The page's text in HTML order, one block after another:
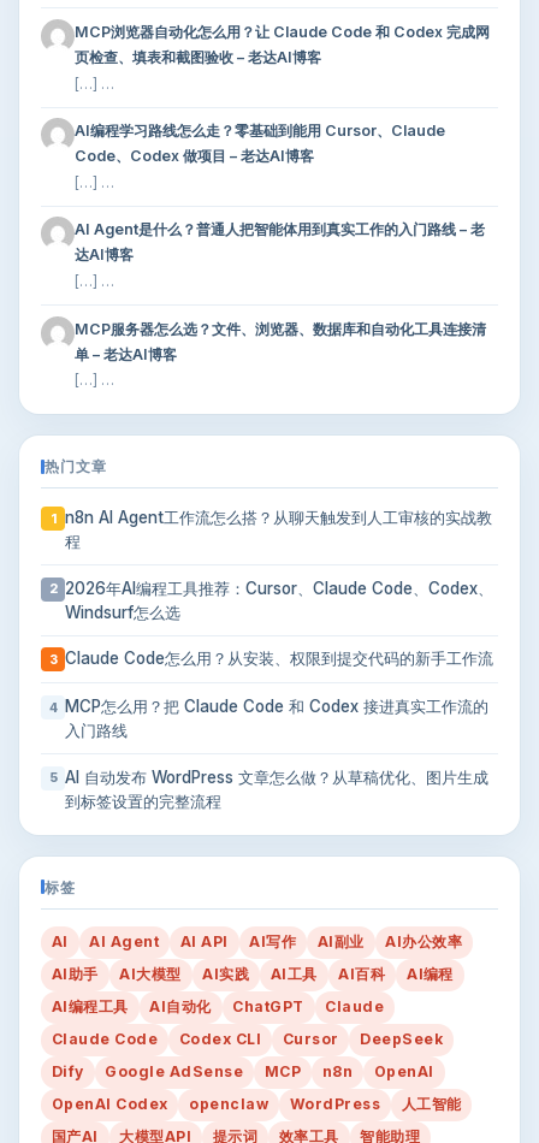
MCP浏览器自动化怎么用？让 Claude Code 和 Codex 完成网
页检查、填表和截图验收 – 老达AI博客
[…] …
AI编程学习路线怎么走？零基础到能用 Cursor、Claude
Code、Codex 做项目 – 老达AI博客
[…] …
AI Agent是什么？普通人把智能体用到真实工作的入门路线 – 老
达AI博客
[…] …
MCP服务器怎么选？文件、浏览器、数据库和自动化工具连接清
单 – 老达AI博客
[…] …
热门文章
1 n8n AI Agent工作流怎么搭？从聊天触发到人工审核的实战教
程
2 2026年AI编程工具推荐：Cursor、Claude Code、Codex、
Windsurf怎么选
3 Claude Code怎么用？从安装、权限到提交代码的新手工作流
4
MCP怎么用？把 Claude Code 和 Codex 接进真实工作流的
入门路线
5 AI 自动发布 WordPress 文章怎么做？从草稿优化、图片生成
到标签设置的完整流程
标签
AI AI Agent AI API AI写作 AI副业
AI办公效率
AI助手
AI大模型 AI实践 AI工具 AI百科
AI编程
AI编程工具
AI自动化 ChatGPT
Claude
Claude Code
Codex CLI Cursor
DeepSeek
Dify
Google AdSense MCP n8n
OpenAI
OpenAI Codex
openclaw WordPress
人工智能
国产AI
大模型API 提示词 效率工具 智能助理